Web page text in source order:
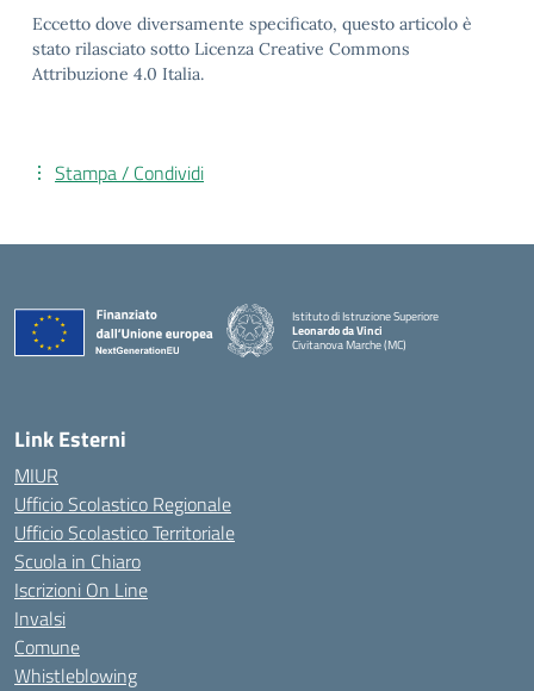
Eccetto dove diversamente specificato, questo articolo è
stato rilasciato sotto Licenza Creative Commons
Attribuzione 4.0 Italia.
Stampa / Condividi
Istituto di Istruzione Superiore
Leonardo da Vinci
Civitanova Marche (MC)
Link Esterni
MIUR
Ufficio Scolastico Regionale
Ufficio Scolastico Territoriale
Scuola in Chiaro
Iscrizioni On Line
Invalsi
Comune
Whistleblowing